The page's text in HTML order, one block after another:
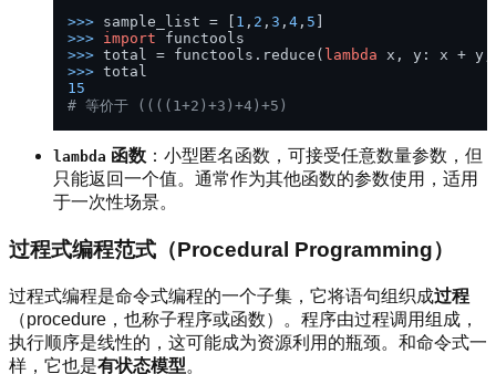
>>> sample_list = [ 1 , 2 , 3 , 4 , 5
>>> import
>>> total = functools.reduce( lambda
>>>
15
# 等价于 ((((1+2)+3)+4)+5)
lambda 函数 ：小型匿名函数，可接受任意数量参数，但
只能返回一个值。通常作为其他函数的参数使用，适用
于一次性场景。
过程式编程范式（Procedural Programming）
过程式编程是命令式编程的一个子集，它将语句组织成过程
（procedure，也称子程序或函数）。程序由过程调用组成，
执行顺序是线性的，这可能成为资源利用的瓶颈。和命令式一
样，它也是有状态模型。